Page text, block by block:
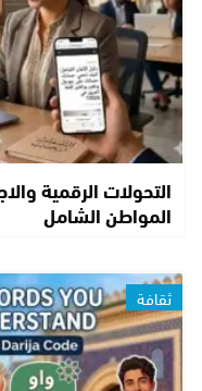
المواطن الشامل
ثقافة